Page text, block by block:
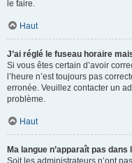
le faire.
Haut
J’ai réglé le fuseau horaire
Si vous êtes certain d’avoir
l’heure n’est toujours pas
erronée. Veuillez contacter un
problème.
Haut
Ma langue n’apparaît pas dans
Soit les administrateurs n’ont